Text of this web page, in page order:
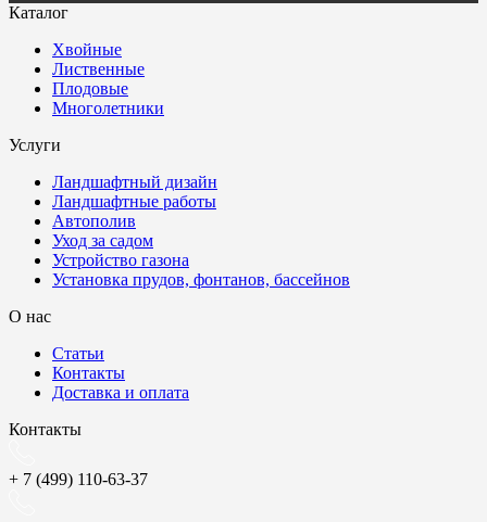
Каталог
Хвойные
Лиственные
Плодовые
Многолетники
Услуги
Ландшафтный дизайн
Ландшафтные работы
Автополив
Уход за садом
Устройство газона
Установка прудов, фонтанов, бассейнов
О нас
Статьи
Контакты
Доставка и оплата
Контакты
+ 7 (499) 110-63-37